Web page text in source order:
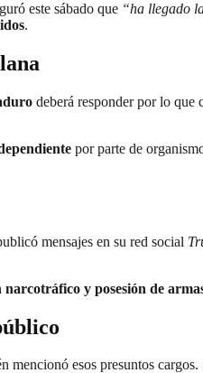
este sábado que “ha llegado
.
deberá responder por lo que
por parte de
mensajes en su red social
narcotráfico y posesión de
mencionó esos presuntos